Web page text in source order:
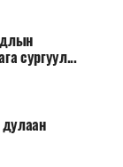
сургуул...
дулаан